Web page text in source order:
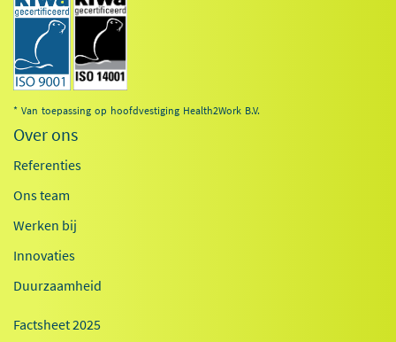
* Van toepassing op hoofdvestiging Health2Work B.V.
Over ons
Referenties
Ons team
Werken bij
Innovaties
Duurzaamheid
Factsheet 2025